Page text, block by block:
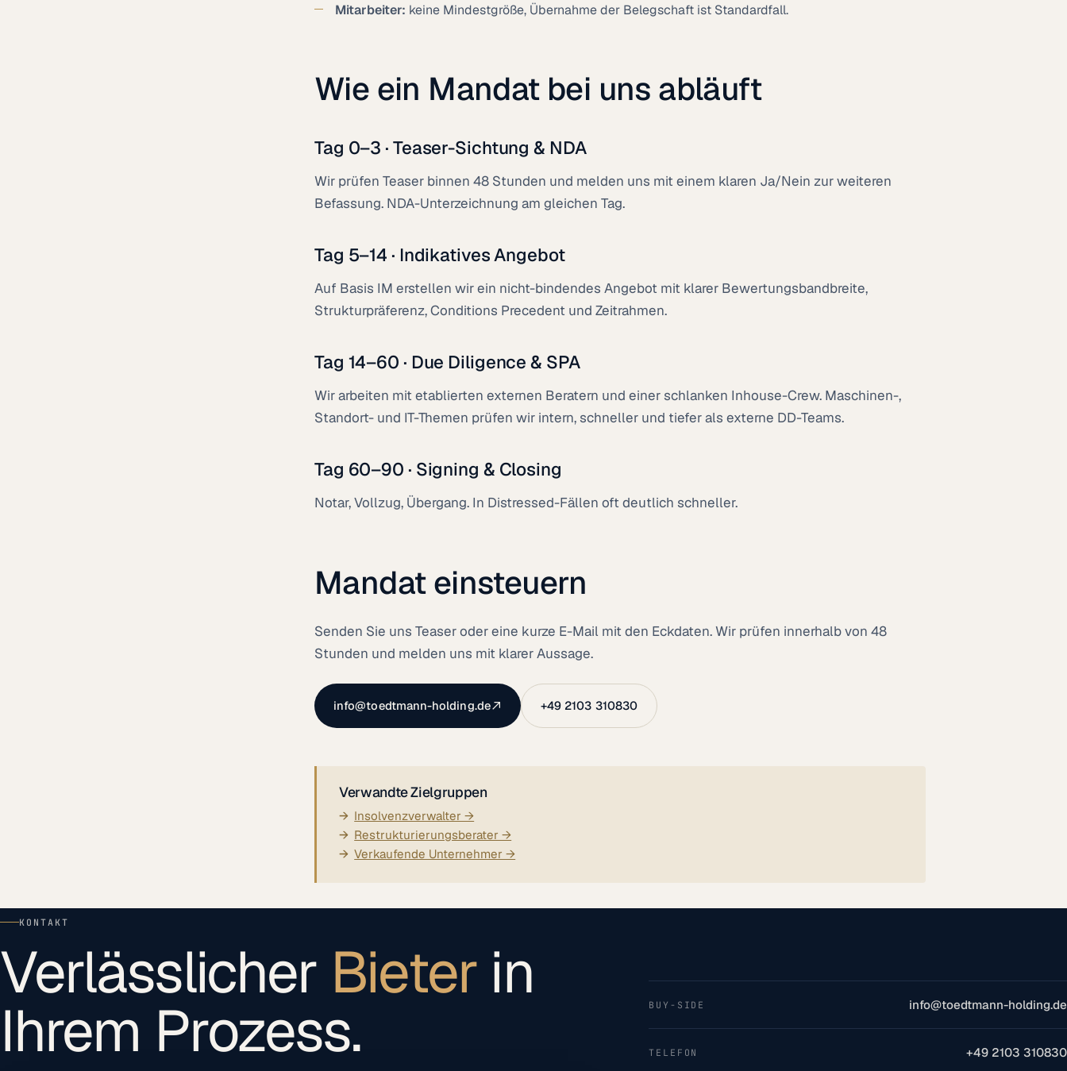
Mitarbeiter: keine Mindestgröße, Übernahme der Belegschaft ist Standardfall.
Wie ein Mandat bei uns abläuft
Tag 0–3 · Teaser-Sichtung & NDA
Wir prüfen Teaser binnen 48 Stunden und melden uns mit einem klaren Ja/Nein zur weiteren
Befassung. NDA-Unterzeichnung am gleichen Tag.
Tag 5–14 · Indikatives Angebot
Auf Basis IM erstellen wir ein nicht-bindendes Angebot mit klarer Bewertungsbandbreite,
Strukturpräferenz, Conditions Precedent und Zeitrahmen.
Tag 14–60 · Due Diligence & SPA
Wir arbeiten mit etablierten externen Beratern und einer schlanken Inhouse-Crew. Maschinen-,
Standort- und IT-Themen prüfen wir intern, schneller und tiefer als externe DD-Teams.
Tag 60–90 · Signing & Closing
Notar, Vollzug, Übergang. In Distressed-Fällen oft deutlich schneller.
Mandat einsteuern
Senden Sie uns Teaser oder eine kurze E-Mail mit den Eckdaten. Wir prüfen innerhalb von 48
Stunden und melden uns mit klarer Aussage.
info@toedtmann-holding.de +49 2103 310830
Verwandte Zielgruppen
Insolvenzverwalter →
Restrukturierungsberater →
Verkaufende Unternehmer →
KONTAKT
Verlässlicher Bieter in
Ihrem Prozess. BUY-SIDE info@toedtmann-holding.de
TELEFON +49 2103 310830